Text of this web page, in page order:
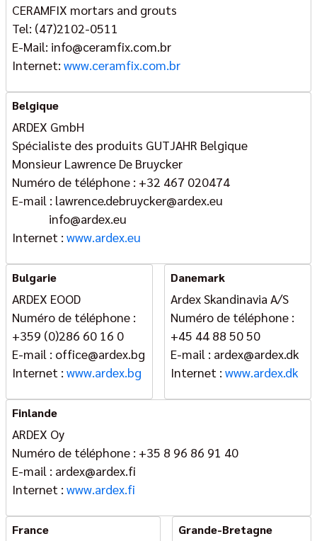
CERAMFIX mortars and grouts
Tel: (47)2102-0511
E-Mail: info@ceramfix.com.br
Internet: www.ceramfix.com.br
Belgique
ARDEX GmbH
Spécialiste des produits GUTJAHR Belgique
Monsieur Lawrence De Bruycker
Numéro de téléphone : +32 467 020474
E-mail : lawrence.debruycker@ardex.eu
info@ardex.eu
Internet : www.ardex.eu
Bulgarie
ARDEX EOOD
Numéro de téléphone :
+359 (0)286 60 16 0
E-mail : office@ardex.bg
Internet : www.ardex.bg
Danemark
Ardex Skandinavia A/S
Numéro de téléphone :
+45 44 88 50 50
E-mail : ardex@ardex.dk
Internet : www.ardex.dk
Finlande
ARDEX Oy
Numéro de téléphone : +35 8 96 86 91 40
E-mail : ardex@ardex.fi
Internet : www.ardex.fi
France Grande-Bretagne